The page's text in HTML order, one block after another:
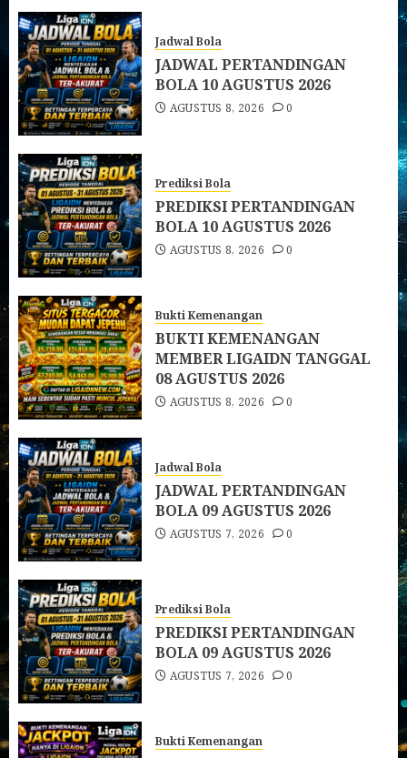
Jadwal Bola
JADWAL PERTANDINGAN
BOLA 10 AGUSTUS 2026
AGUSTUS 8, 2026 0
Prediksi Bola
PREDIKSI PERTANDINGAN
BOLA 10 AGUSTUS 2026
AGUSTUS 8, 2026 0
Bukti Kemenangan
BUKTI KEMENANGAN
MEMBER LIGAIDN TANGGAL
08 AGUSTUS 2026
AGUSTUS 8, 2026 0
Jadwal Bola
JADWAL PERTANDINGAN
BOLA 09 AGUSTUS 2026
AGUSTUS 7, 2026 0
Prediksi Bola
PREDIKSI PERTANDINGAN
BOLA 09 AGUSTUS 2026
AGUSTUS 7, 2026 0
Bukti Kemenangan